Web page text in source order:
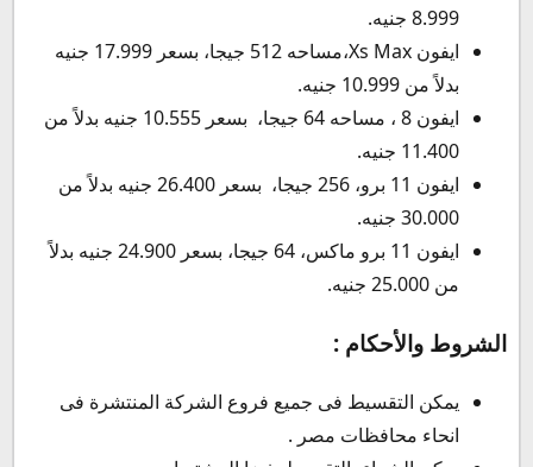
8.999 جنيه.
ايفون Xs Max،مساحه 512 جيجا، بسعر 17.999 جنيه
بدلاً من 10.999 جنيه.
ايفون 8 ، مساحه 64 جيجا، بسعر 10.555 جنيه بدلاً من
11.400 جنيه.
ايفون 11 برو، 256 جيجا، بسعر 26.400 جنيه بدلاً من
30.000 جنيه.
ايفون 11 برو ماكس، 64 جيجا، بسعر 24.900 جنيه بدلاً
من 25.000 جنيه.
الشروط والأحكام :
يمكن التقسيط فى جميع فروع الشركة المنتشرة فى
انحاء محافظات مصر .